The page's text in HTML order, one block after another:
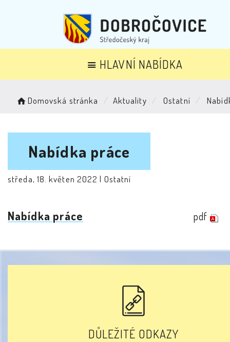
HLAVNÍ NABÍDKA
Domovská stránka Aktuality Ostatní
Nabídka práce
středa, 18. květen 2022 | Ostatní
Nabídka práce pdf
DŮLEŽITÉ ODKAZY